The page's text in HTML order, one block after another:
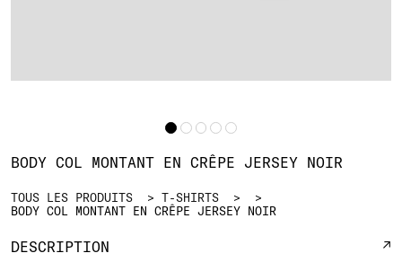
TOUS LES PRODUITS
T-SHIRTS
BODY COL MONTANT EN CRÊPE JERSEY NOIR
BODY COL MONTANT EN CRÊPE JERSEY NOIR
DESCRIPTION